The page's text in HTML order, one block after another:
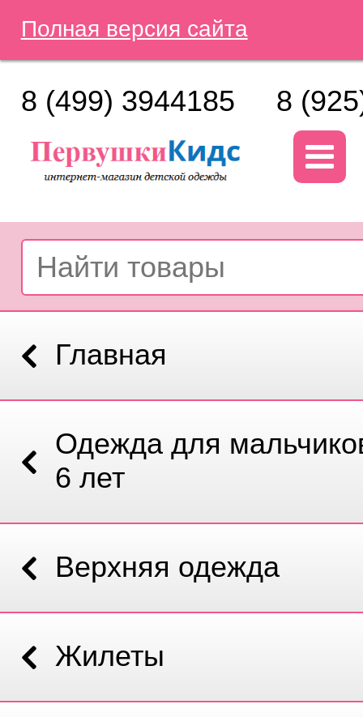
Полная версия сайта
8 (499) 3944185 8
Главная
Одежда для
6 лет
Верхняя одежда
Жилеты